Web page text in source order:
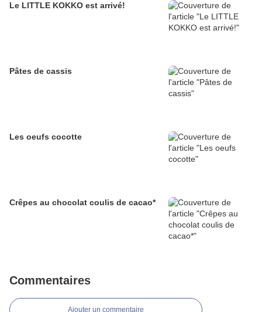
Le LITTLE KOKKO est arrivé!
Pâtes de cassis
Les oeufs cocotte
Crêpes au chocolat coulis de cacao*
Commentaires
Ajouter un commentaire